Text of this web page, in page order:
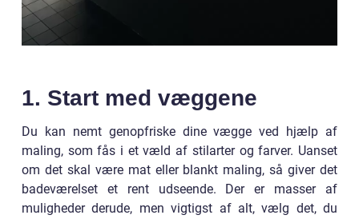
1. Start med væggene
Du kan nemt genopfriske dine vægge ved hjælp af
maling, som fås i et væld af stilarter og farver. Uanset
om det skal være mat eller blankt maling, så giver det
badeværelset et rent udseende. Der er masser af
muligheder derude, men vigtigst af alt, vælg det, du